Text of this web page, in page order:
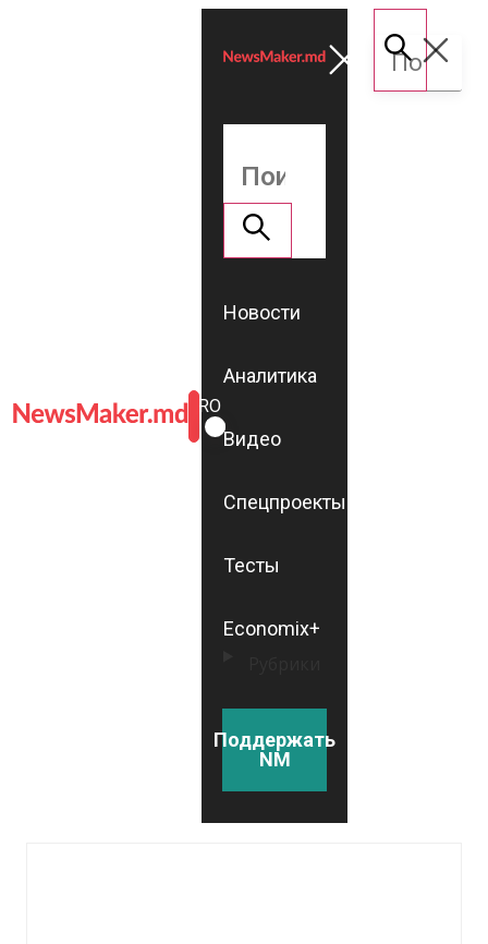
ROMÂNĂ
RU
Новости
Аналитика
Видео
Спецпроекты
Тесты
Economix+
Поддержать
NM